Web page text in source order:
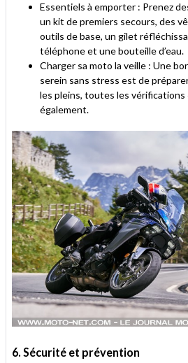
Essentiels à emporter : Prenez
un kit de premiers secours, des
outils de base, un gilet
téléphone et une bouteille d’eau.
Charger sa moto la veille : Une
serein sans stress est de
les pleins, toutes les
également.
6. Sécurité et prévention